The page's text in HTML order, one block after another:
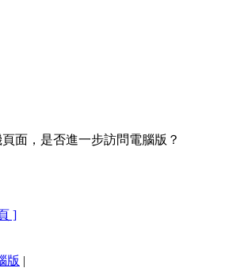
面，是否進一步訪問電腦版？
]
版 |